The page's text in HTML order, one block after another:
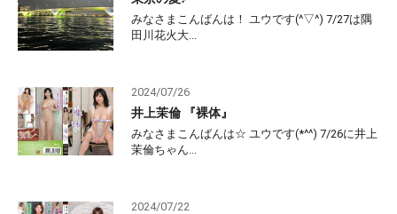
みなさまこんばんは！ ユウです(^▽^) 7/27は隅
田川花火大...
2024/07/26
井上茉倫 『裸体』
みなさまこんばんは☆ ユウです(*^^) 7/26に井上
茉倫ちゃん...
2024/07/22